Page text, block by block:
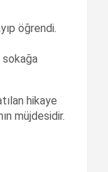
öğrendi.
sokağa
hikaye
müjdesidir.